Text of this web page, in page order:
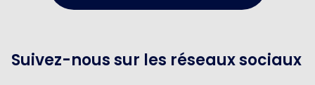
Suivez-nous sur les réseaux sociaux